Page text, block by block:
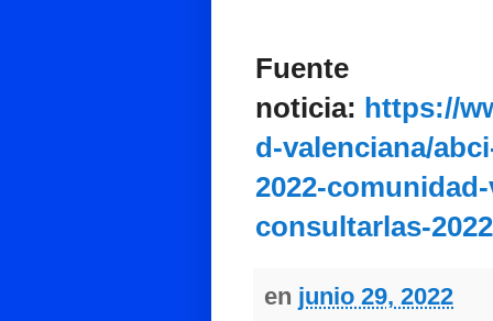
Fuente
noticia: https://
d-valenciana/
2022-
consultarlas-
en junio 29, 2022